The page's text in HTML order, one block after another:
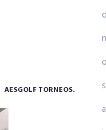
AESGOLF TORNEOS.